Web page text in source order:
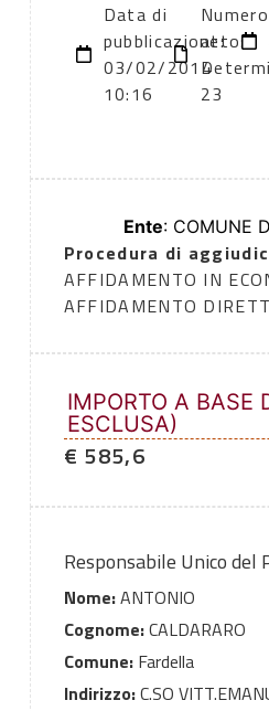
Data di
pubblicazione:
03/02/2014
10:16
Numero
atto:
23
Ente: COMUNE
Procedura di
AFFIDAMENTO IN
AFFIDAMENTO
IMPORTO A BASE
ESCLUSA)
€ 585,6
Responsabile Unico del
Nome:ANTONIO
Cognome:CALDARARO
Comune:Fardella
Indirizzo:C.SO